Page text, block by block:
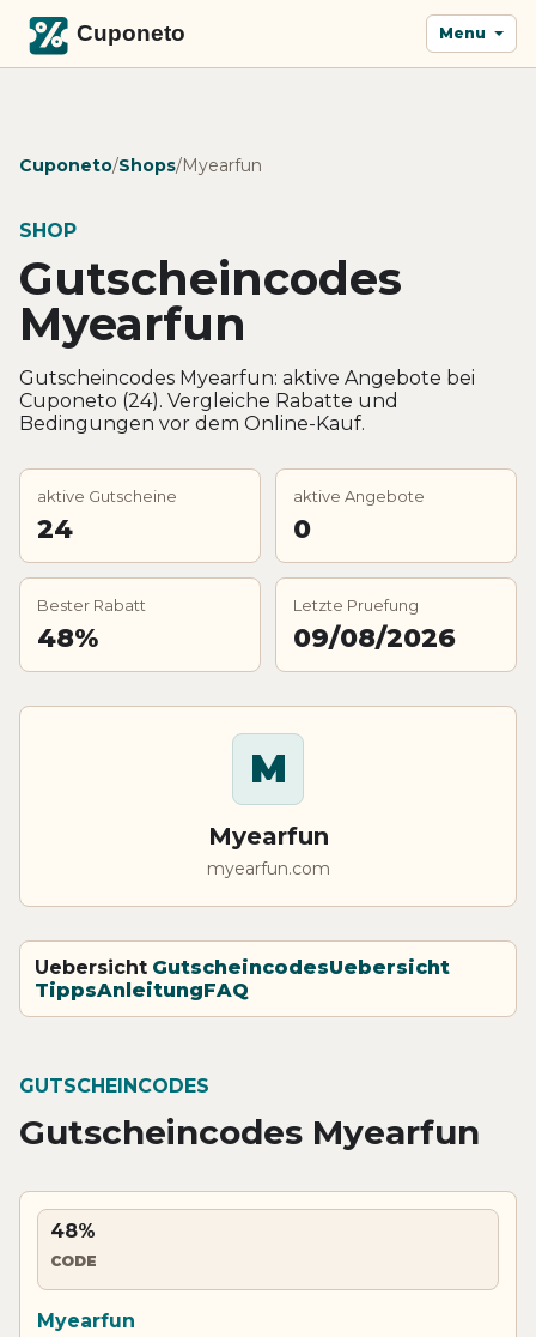
Menu
Cuponeto/Shops/Myearfun
SHOP
Gutscheincodes
Myearfun
Gutscheincodes Myearfun: aktive Angebote bei
Cuponeto (24). Vergleiche Rabatte und
Bedingungen vor dem Online-Kauf.
aktive Gutscheine
24
aktive Angebote
0
Bester Rabatt
48%
Letzte Pruefung
09/08/2026
M
Myearfun
myearfun.com
Uebersicht GutscheincodesUebersicht
TippsAnleitungFAQ
GUTSCHEINCODES
Gutscheincodes Myearfun
48%
CODE
Myearfun